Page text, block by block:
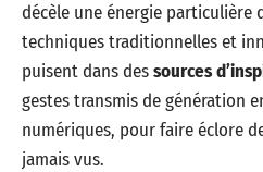
décèle une énergie particulière
techniques traditionnelles et
puisent dans dessources
gestes transmis de génération
numériques, pour faire éclore
jamais vus.